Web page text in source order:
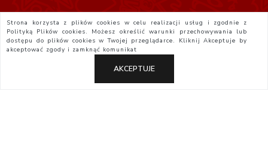
Strona korzysta z plików cookies w celu realizacji usług i zgodnie z
Polityką Plików cookies. Możesz określić warunki przechowywania lub
dostępu do plików cookies w Twojej przeglądarce. KliknijAkceptuje by
akceptować zgody i zamknąć komunikat
AKCEPTUJE